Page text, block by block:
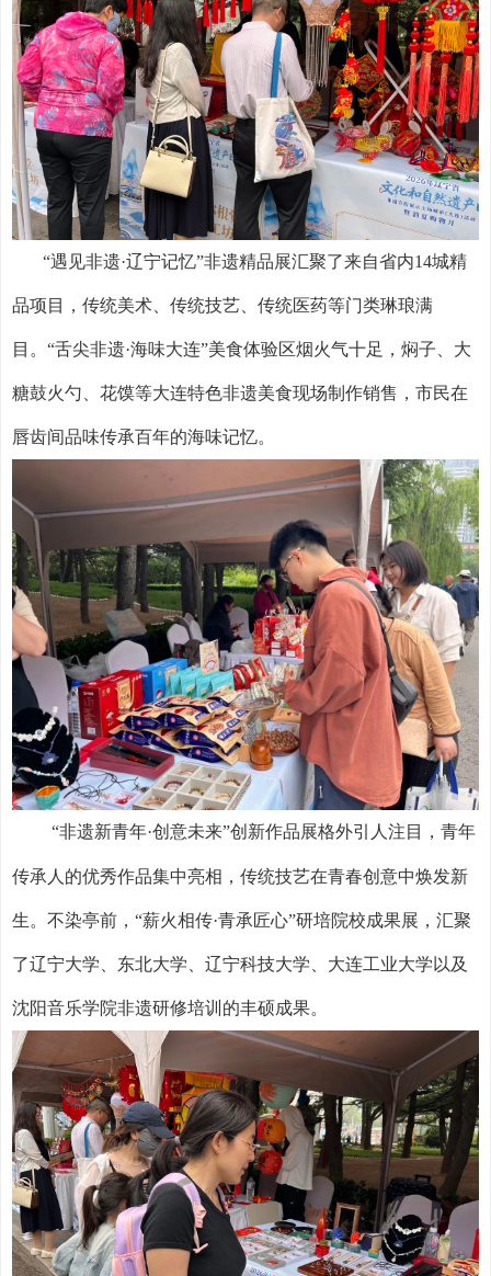
“遇见非遗·辽宁记忆”非遗精品展汇聚了来自省内14城精
品项目，传统美术、传统技艺、传统医药等门类琳琅满
目。“舌尖非遗·海味大连”美食体验区烟火气十足，焖子、大
糖鼓火勺、花馍等大连特色非遗美食现场制作销售，市民在
唇齿间品味传承百年的海味记忆。
“非遗新青年·创意未来”创新作品展格外引人注目，青年
传承人的优秀作品集中亮相，传统技艺在青春创意中焕发新
生。不染亭前，“薪火相传·青承匠心”研培院校成果展，汇聚
了辽宁大学、东北大学、辽宁科技大学、大连工业大学以及
沈阳音乐学院非遗研修培训的丰硕成果。